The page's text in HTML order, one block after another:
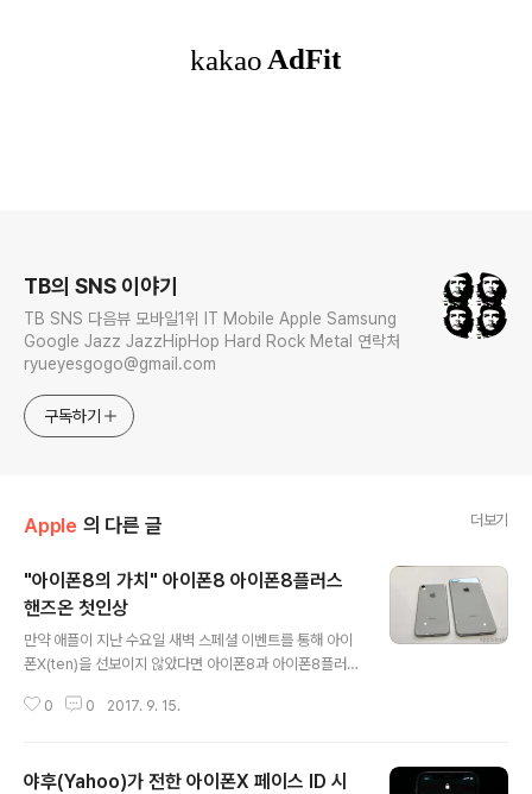
TB의 SNS 이야기
TB SNS 다음뷰 모바일1위 IT Mobile Apple Samsung
Google Jazz JazzHipHop Hard Rock Metal 연락처
ryueyesgogo@gmail.com
구독하기
Apple 의 다른 글 더보기
"아이폰8의 가치" 아이폰8 아이폰8플러스
핸즈온 첫인상
만약 애플이 지난 수요일 새벽 스페셜 이벤트를 통해 아이
폰X(ten)을 선보이지 않았다면 아이폰8과 아이폰8플러스
될 자격이 충분했다. 그러나 10주년을 기념하는 아이폰X
이유가 충분한 구매자들에게 소비에 관한 당위성을 부여
0 0 2017. 9. 15.
야후(Yahoo)가 전한 아이폰X 페이스 ID 시